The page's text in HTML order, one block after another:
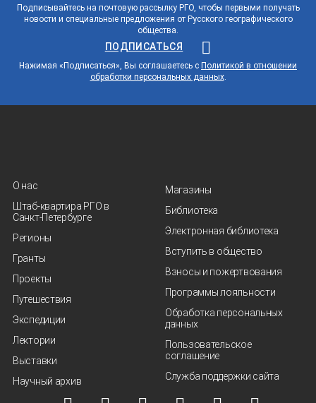
Подписывайтесь на почтовую рассылку РГО, чтобы первыми получать
новости и специальные предложения от Русского географического
общества.
ПОДПИСАТЬСЯ
Нажимая «Подписаться», Вы соглашаетесь с Политикой в отношении
обработки персональных данных.
О нас
Штаб-квартира РГО в
Санкт‑Петербурге
Регионы
Гранты
Проекты
Путешествия
Экспедиции
Лектории
Выставки
Научный архив
Магазины
Библиотека
Электронная библиотека
Вступить в общество
Взносы и пожертвования
Программы лояльности
Обработка персональных
данных
Пользовательское
соглашение
Служба поддержки сайта